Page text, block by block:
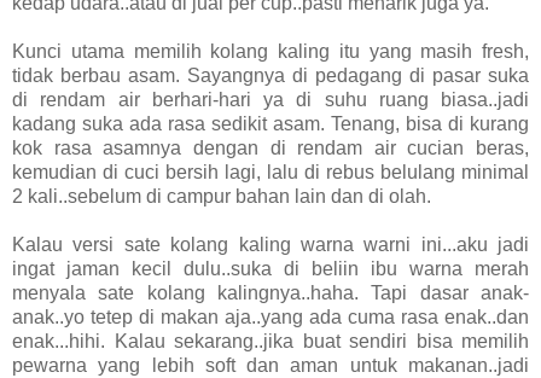
Kunci utama memilih kolang kaling itu yang masih fresh,
tidak berbau asam. Sayangnya di pedagang di pasar suka
di rendam air berhari-hari ya di suhu ruang biasa..jadi
kadang suka ada rasa sedikit asam. Tenang, bisa di kurang
kok rasa asamnya dengan di rendam air cucian beras,
kemudian di cuci bersih lagi, lalu di rebus belulang minimal
2 kali..sebelum di campur bahan lain dan di olah.
Kalau versi sate kolang kaling warna warni ini...aku jadi
ingat jaman kecil dulu..suka di beliin ibu warna merah
menyala sate kolang kalingnya..haha. Tapi dasar anak-
anak..yo tetep di makan aja..yang ada cuma rasa enak..dan
enak...hihi. Kalau sekarang..jika buat sendiri bisa memilih
pewarna yang lebih soft dan aman untuk makanan..jadi